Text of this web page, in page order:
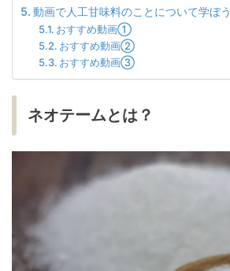
動画で人工甘味料のことについて学ぼう
おすすめ動画①
おすすめ動画②
おすすめ動画③
ネオテームとは？